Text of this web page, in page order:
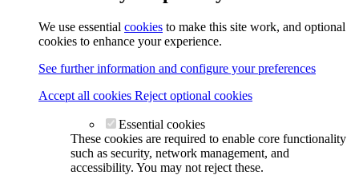
We use essential cookies to make this site work, and optional
cookies to enhance your experience.
See further information and configure your preferences
Accept all cookies Reject optional cookies
Essential cookies
These cookies are required to enable core functionality
such as security, network management, and
accessibility. You may not reject these.